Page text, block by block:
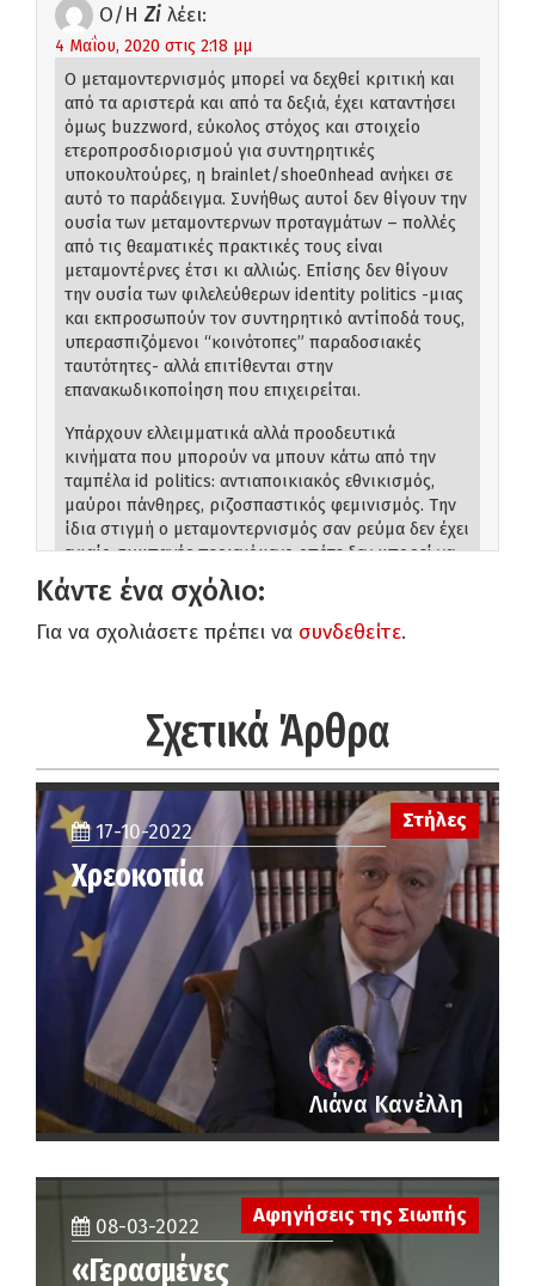
Ο/ΗZi λέει:
4 Μαΐου, 2020 στις 2:18 μμ
Ο μεταμοντερνισμός μπορεί να δεχθεί κριτική και
από τα αριστερά και από τα δεξιά, έχει καταντήσει
όμως buzzword, εύκολος στόχος και στοιχείο
ετεροπροσδιορισμού για συντηρητικές
υποκουλτούρες, η brainlet/shoe0nhead ανήκει σε
αυτό το παράδειγμα. Συνήθως αυτοί δεν θίγουν την
ουσία των μεταμοντερνων προταγμάτων – πολλές
από τις θεαματικές πρακτικές τους είναι
μεταμοντέρνες έτσι κι αλλιώς. Επίσης δεν θίγουν
την ουσία των φιλελεύθερων identity politics -μιας
και εκπροσωπούν τον συντηρητικό αντίποδά τους,
υπερασπιζόμενοι “κοινότοπες” παραδοσιακές
ταυτότητες- αλλά επιτίθενται στην
επανακωδικοποίηση που επιχειρείται.
Υπάρχουν ελλειμματικά αλλά προοδευτικά
κινήματα που μπορούν να μπουν κάτω από την
ταμπέλα id politics: αντιαποικιακός εθνικισμός,
μαύροι πάνθηρες, ριζοσπαστικός φεμινισμός. Την
ίδια στιγμή ο μεταμοντερνισμός σαν ρεύμα δεν έχει
ενιαίο συμπαγές περιεχόμενο οπότε δεν μπορεί να
αντικρουστεί με μια πρόταση που να απαντάει σε
“εσωτερικά” του χαρακτηριστικά – δεν μπορείς να
απαντήσεις ταυτόχρονα στον Φουκώ, στον
Αγκάμπεν και στον Μποντριγιάρ. Κάποιες
Συνολικά σαν κατηγορία αναλύεται και απαντιέται
με βάση τα “εξωτερικά” του χαρακτηριστικά – την
ιστορικότητά του δηλαδή, όπως κάνει ο Fredric
Jameson.
Εάν τσιμπήσουμε στο anti-pomo/anti-PC τσιτάτο
εύκολα πέφτουμε στην παγίδα που στήνει ο
συντηρητικός αντίποδάς του.
Συνδεθείτε για να απαντήσετε
Ο/Η Drugitiz
4 Μαΐου, 2020 στις 11:32 μμ
1. To ότι είναι buzzword για πολλούς και με
πολλούς σκοπούς ισχύει, αλλά νομίζω ότι η
στήλη έχει αποδείξει ότι το κατέχει το θέμα
και δεν ξεπέφτει σε ηλιθιότητες τύπου λχ
Πίτερσον.
2. Η Shoe0nhead είναι μια υποστηρήκτρια
φαιδρότητες όχι υπερασπιζόμενη τον
παραδοσιακό ρόλο της κοινωνίας για τη
γυναίκα, αλλά με αρκετά προοδευτικό
Κάντε ένα σχόλιο:
Για να σχολιάσετε πρέπει να συνδεθείτε.
Σχετικά Άρθρα
Στήλες
17-10-2022
Χρεοκοπία
Λιάνα Κανέλλη
08-03-2022
«Γερασμένες
Αφηγήσεις της Σιωπής